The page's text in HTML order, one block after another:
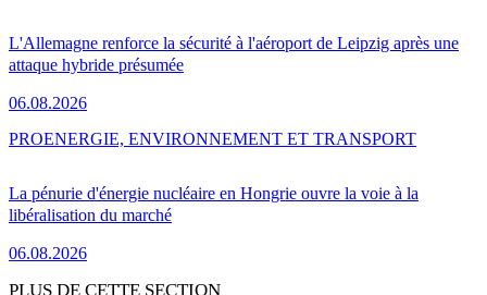
L'Allemagne renforce la sécurité à l'aéroport de Leipzig après une
attaque hybride présumée
06.08.2026
La pénurie d'énergie nucléaire en Hongrie ouvre la voie à la
libéralisation du marché
06.08.2026
PROENERGIE, ENVIRONNEMENT ET TRANSPORT
PLUS DE CETTE SECTION